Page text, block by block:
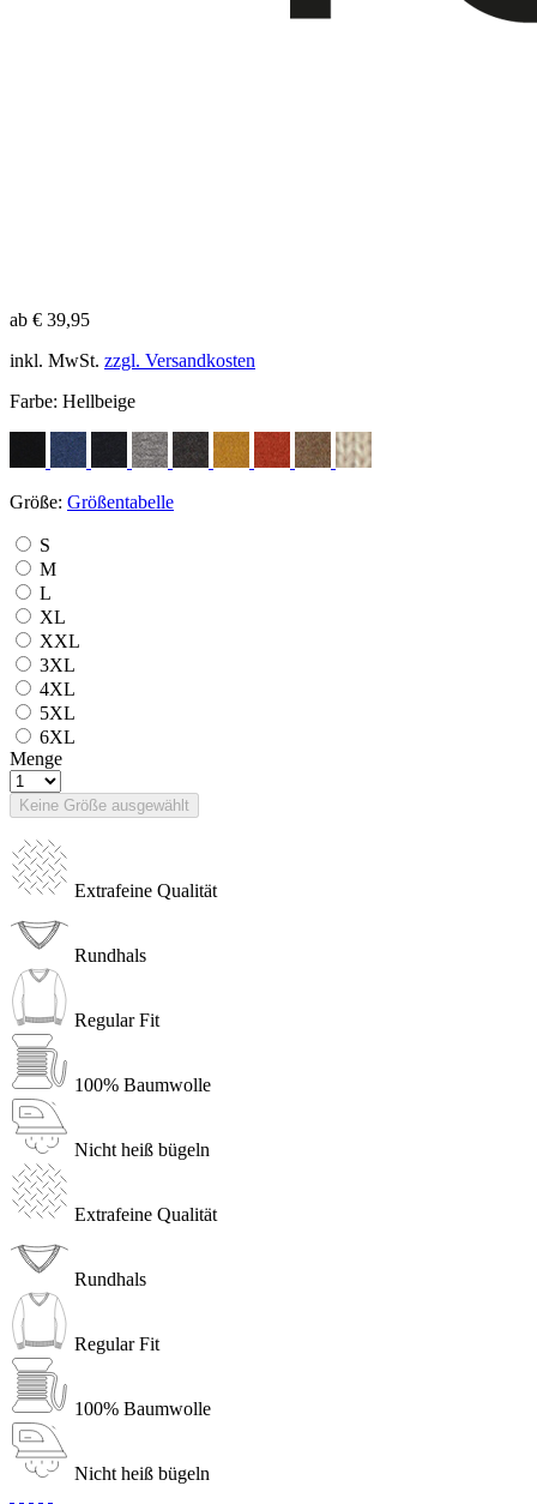
ab € 39,95
inkl. MwSt. zzgl. Versandkosten
Farbe: Hellbeige
Größe: Größentabelle
S
M
L
XL
XXL
3XL
4XL
5XL
6XL
Menge
Keine Größe ausgewählt
Extrafeine Qualität
Rundhals
Regular Fit
100% Baumwolle
Nicht heiß bügeln
Extrafeine Qualität
Rundhals
Regular Fit
100% Baumwolle
Nicht heiß bügeln